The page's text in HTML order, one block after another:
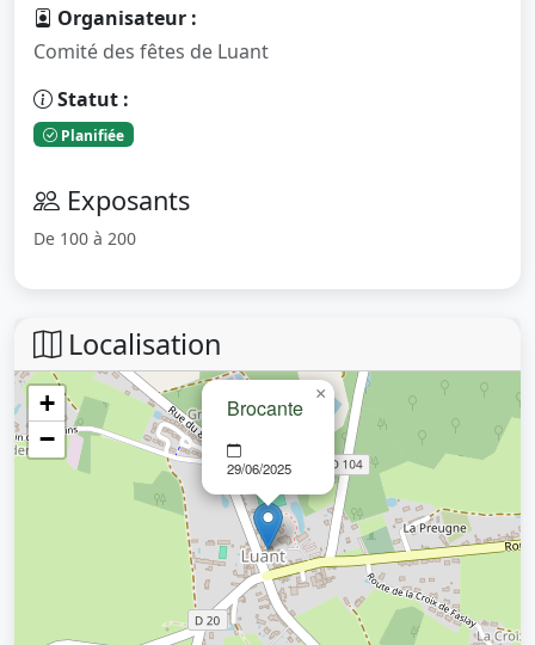
Organisateur :
Comité des fêtes de Luant
Statut :
Planifiée
Exposants
De 100 à 200
Localisation
Brocante
29/06/2025
×
+
−